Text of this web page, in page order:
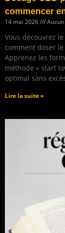
commencer
14 mai 2026
Vous découvrez
comment doser
Apprenez les
méthode « start
optimal sans
Lire la suite »